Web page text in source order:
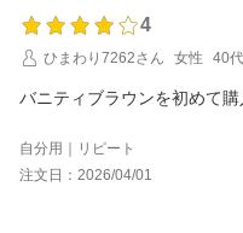
4
ひまわり7262さん
女性 40代
バニティブラウンを初めて
自分用｜リピート
注文日：2026/04/01